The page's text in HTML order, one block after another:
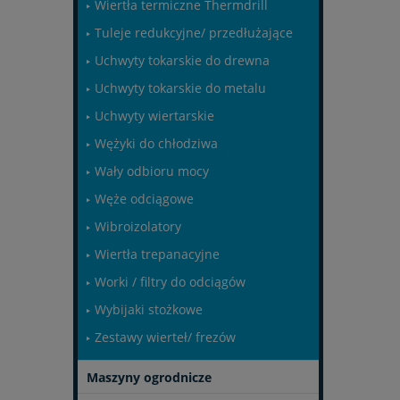
Wiertła termiczne Thermdrill
Tuleje redukcyjne/ przedłużające
Uchwyty tokarskie do drewna
Uchwyty tokarskie do metalu
Uchwyty wiertarskie
Wężyki do chłodziwa
Wały odbioru mocy
Węże odciągowe
Wibroizolatory
Wiertła trepanacyjne
Worki / filtry do odciągów
Wybijaki stożkowe
Zestawy wierteł/ frezów
Maszyny ogrodnicze